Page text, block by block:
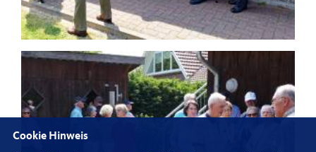
Cookie Hinweis